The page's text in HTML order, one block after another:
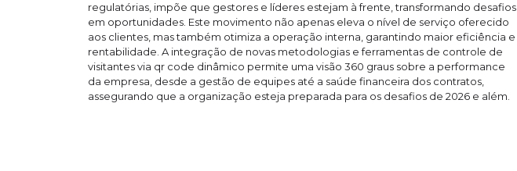
regulatórias, impõe que gestores e líderes estejam à frente, transformando desafios
em oportunidades. Este movimento não apenas eleva o nível de serviço oferecido
aos clientes, mas também otimiza a operação interna, garantindo maior eficiência e
rentabilidade. A integração de novas metodologias e ferramentas de controle de
visitantes via qr code dinâmico permite uma visão 360 graus sobre a performance
da empresa, desde a gestão de equipes até a saúde financeira dos contratos,
assegurando que a organização esteja preparada para os desafios de 2026 e além.